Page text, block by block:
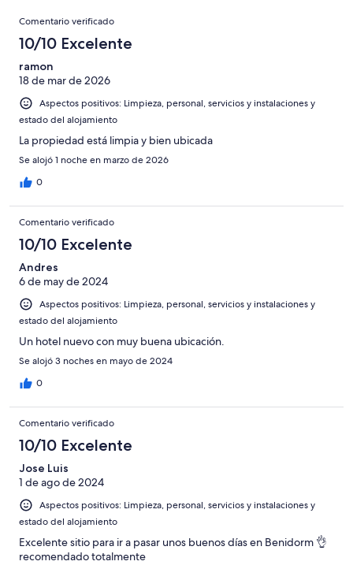
puntuación
Normal
una
puntuación
Mediocre
447
una
puntuación
de
Comentarios
Comentario verificado
10/10 Excelente
ramon
18 de mar de 2026
Aspectos positivos: Limpieza, personal, servicios y instalaciones y
estado del alojamiento
La propiedad está limpia y bien ubicada
Se alojó 1 noche en marzo de 2026
0
Comentario verificado
10/10 Excelente
Andres
6 de may de 2024
Aspectos positivos: Limpieza, personal, servicios y instalaciones y
estado del alojamiento
Un hotel nuevo con muy buena ubicación.
Se alojó 3 noches en mayo de 2024
0
Comentario verificado
10/10 Excelente
Jose Luis
1 de ago de 2024
Aspectos positivos: Limpieza, personal, servicios y instalaciones y
estado del alojamiento
Excelente sitio para ir a pasar unos buenos días en Benidorm 👌
recomendado totalmente